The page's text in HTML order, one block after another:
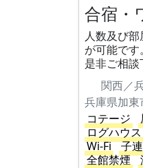
合宿・
人数及び
が可能です。
是非ご相談
関西／
兵庫県加
コテージ
ログハウス
Wi-Fi
子
全館禁煙